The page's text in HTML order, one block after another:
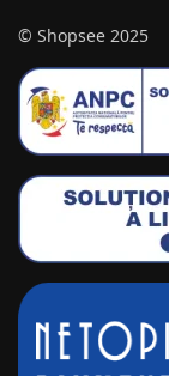
© Shopsee 2025